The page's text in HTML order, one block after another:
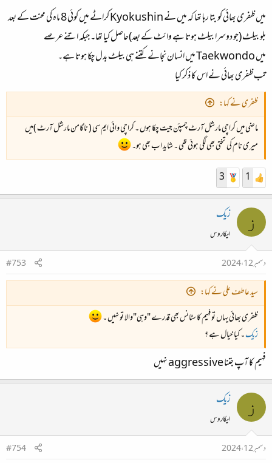
میں ظفری بھائی کو بتا رہا تھا کہ میں نے Kyokushin کراٹے میں کوئی 8 ماہ کی محنت کے بعد
بلو بیلٹ (جو دوسرا بیلٹ ہوتا ہے وائٹ کے بعد)حاصل کیا تھا۔ جبکہ اتنے عرصے
میں Taekwondo میں انسان نجانے کتنے ہی بیلٹ بدل چکا ہوتا ہے۔
تب ظفری بھائی نے اس کا ذکر کیا
ظفری نے کہا:
ماضی میں کراچی مارشل آرٹ چمپئن جیت چکا ہوں ۔ کراچی وائی ایم سی ( ناگامن مارشل آرٹ )میں
میری نام کی تختی بھی لگی ہوئی تھی ۔ شاید اب بھی ہو۔
1
3
ز زیک
ایکاروس
دسمبر 12، 2024
#753
سید عاطف علی نے کہا:
ظفری بھائی یہاں تو فہیم کا سٹانس بھی قدرے "وہی"والا تو نہیں ۔
زیک۔ کیا خیال ہے ؟
فہیم کا آپ جتنا aggressive نہیں
ز زیک
ایکاروس
دسمبر 12، 2024
#754